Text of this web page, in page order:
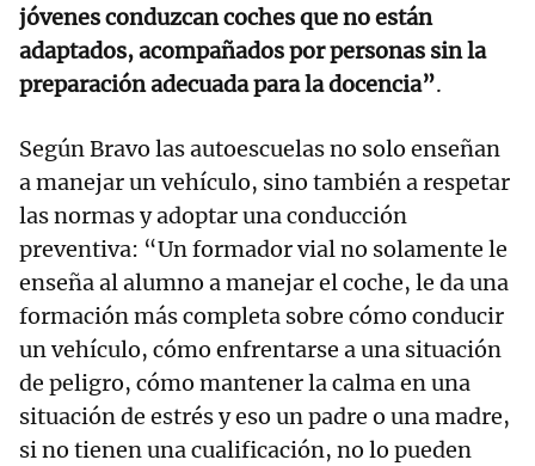
jóvenes conduzcan coches que no están
adaptados, acompañados por personas sin la
preparación adecuada para la docencia”.
Según Bravo las autoescuelas no solo enseñan
a manejar un vehículo, sino también a respetar
las normas y adoptar una conducción
preventiva: “Un formador vial no solamente le
enseña al alumno a manejar el coche, le da una
formación más completa sobre cómo conducir
un vehículo, cómo enfrentarse a una situación
de peligro, cómo mantener la calma en una
situación de estrés y eso un padre o una madre,
si no tienen una cualificación, no lo pueden